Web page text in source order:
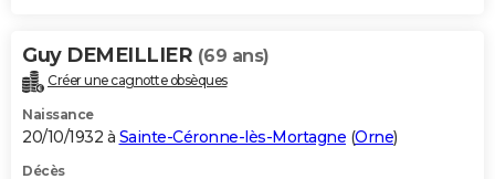
Guy DEMEILLIER (69 ans)
Créer une cagnotte obsèques
Naissance
20/10/1932 à Sainte-Céronne-lès-Mortagne (Orne)
Décès